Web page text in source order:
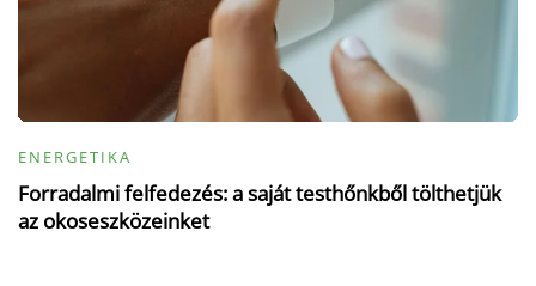
ENERGETIKA
Forradalmi felfedezés: a saját testhőnkből tölthetjük
az okoseszközeinket